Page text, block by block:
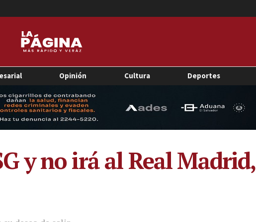
Opinión Cultura Deportes
y no irá al Real Madrid,